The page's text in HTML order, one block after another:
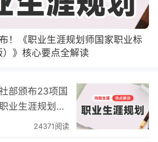
！《职业生涯规划师国家职业标
》核心要点全解读
部颁布23项国
业生涯规划师
24371阅读